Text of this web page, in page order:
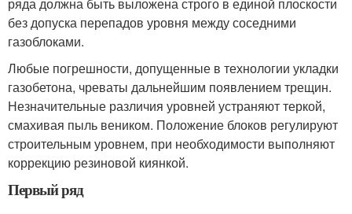
без допуска перепадов уровня между соседними
газоблоками.
Любые погрешности, допущенные в технологии укладки
газобетона, чреваты дальнейшим появлением трещин.
Незначительные различия уровней устраняют теркой,
смахивая пыль веником. Положение блоков регулируют
строительным уровнем, при необходимости выполняют
коррекцию резиновой киянкой.
Первый ряд